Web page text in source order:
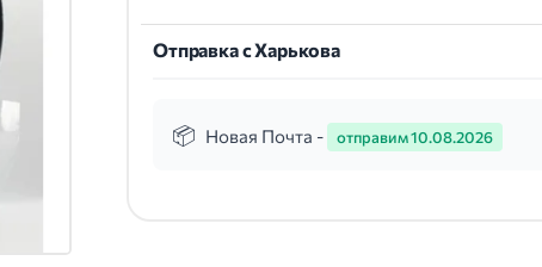
Отправка с Харькова
Новая Почта - отправим 10.08.2026